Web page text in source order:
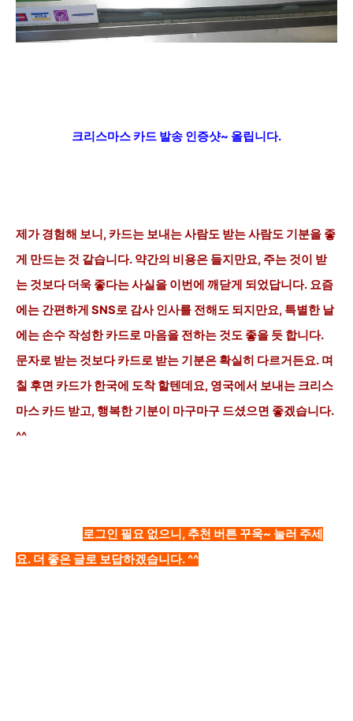
크리스마스 카드 발송 인증샷~ 올립니다.
제가 경험해 보니, 카드는 보내는 사람도 받는 사람도 기분을 좋
게 만드는 것 같습니다. 약간의 비용은 들지만요, 주는 것이 받
는 것보다 더욱 좋다는 사실을 이번에 깨닫게 되었답니다. 요즘
에는 간편하게 SNS로 감사 인사를 전해도 되지만요, 특별한 날
에는 손수 작성한 카드로 마음을 전하는 것도 좋을 듯 합니다.
문자로 받는 것보다 카드로 받는 기분은 확실히 다르거든요. 며
칠 후면 카드가 한국에 도착 할텐데요, 영국에서 보내는 크리스
마스 카드 받고, 행복한 기분이 마구마구 드셨으면 좋겠습니다.
^^
로그인 필요 없으니, 추천 버튼 꾸욱~ 눌러 주세
요. 더 좋은 글로 보답하겠습니다. ^^